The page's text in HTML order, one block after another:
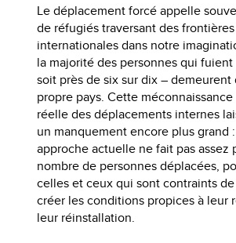
Le déplacement forcé appelle
de réfugiés traversant des frontières
internationales dans notre
la majorité des personnes qui
soit près de six sur dix – demeurent
propre pays. Cette
réelle des déplacements internes
un manquement encore plus grand
approche actuelle ne fait pas assez
nombre de personnes déplacées,
celles et ceux qui sont contraints
créer les conditions propices à leur
leur réinstallation.